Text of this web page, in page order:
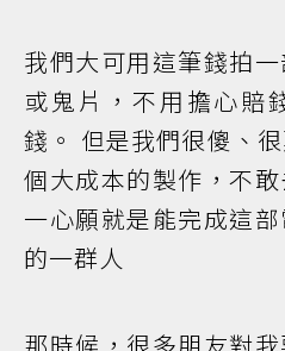
我們大可用這筆錢拍
或鬼片，不用擔心賠
錢。 但是我們很傻、
個大成本的製作，不
一心願就是能完成這
的一群人
那時候，很多朋友對